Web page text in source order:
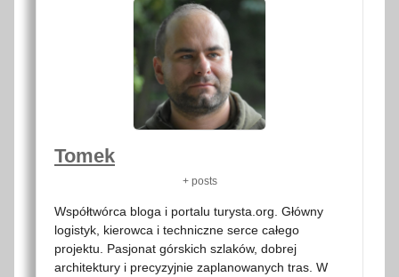
Tomek
+ posts
Współtwórca bloga i portalu turysta.org. Główny
logistyk, kierowca i techniczne serce całego
projektu. Pasjonat górskich szlaków, dobrej
architektury i precyzyjnie zaplanowanych tras. W